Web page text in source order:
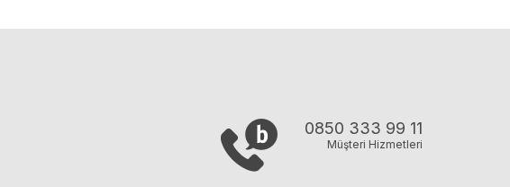
0850 333 99 11
Müşteri Hizmetleri